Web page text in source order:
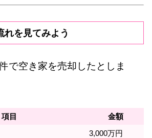
れを見てみよう
で空き家を売却したとしま
項目
金額
3,000万円